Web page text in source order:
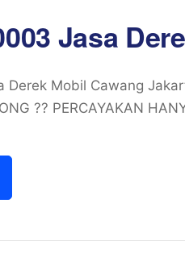
Jasa
Mobil Cawang
?? PERCAYAKAN